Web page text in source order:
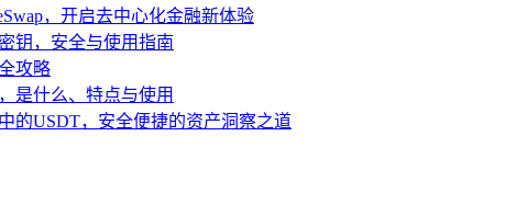
，开启去中心化金融新体验
钥，安全与使用指南
攻略
是什么、特点与使用
的USDT，安全便捷的资产洞察之道